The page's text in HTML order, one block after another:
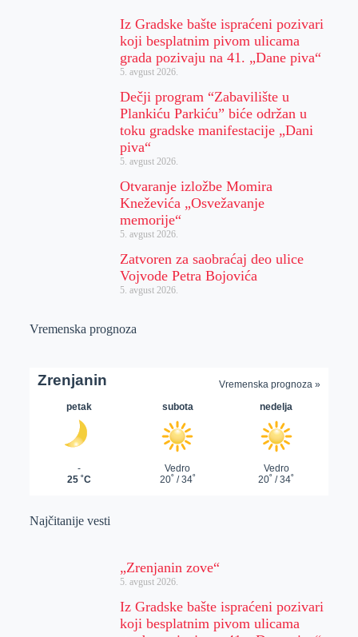
Iz Gradske bašte ispraćeni pozivari
koji besplatnim pivom ulicama
grada pozivaju na 41. „Dane piva“
5. avgust 2026.
Dečji program “Zabavilište u
Plankiću Parkiću” biće održan u
toku gradske manifestacije „Dani
piva“
5. avgust 2026.
Otvaranje izložbe Momira
Kneževića „Osvežavanje
memorije“
5. avgust 2026.
Zatvoren za saobraćaj deo ulice
Vojvode Petra Bojovića
5. avgust 2026.
Vremenska prognoza
Najčitanije vesti
„Zrenjanin zove“
5. avgust 2026.
Iz Gradske bašte ispraćeni pozivari
koji besplatnim pivom ulicama